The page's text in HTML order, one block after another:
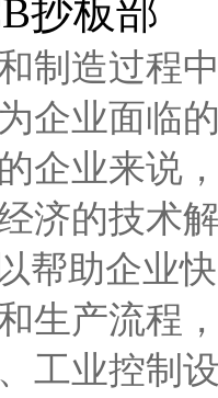
抄板部
制造过程
企业面临
企业来说
济的技术
帮助企业
生产流程
工业控制